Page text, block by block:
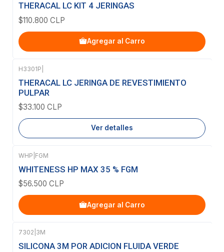
THERACAL LC KIT 4 JERINGAS
$110.800 CLP
Agregar al Carro
Agotado
H3301P
THERACAL LC JERINGA DE REVESTIMIENTO
PULPAR
$33.100 CLP
Ver detalles
WHP FGM
WHITENESS HP MAX 35 % FGM
$56.500 CLP
Agregar al Carro
7302 3M
SILICONA 3M POR ADICION FLUIDA VERDE